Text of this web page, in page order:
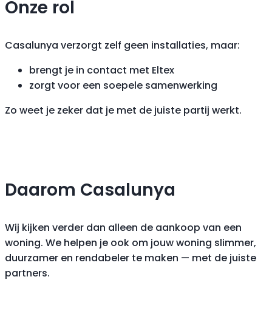
Onze rol
Casalunya verzorgt zelf geen installaties, maar:
brengt je in contact met Eltex
zorgt voor een soepele samenwerking
Zo weet je zeker dat je met de juiste partij werkt.
Daarom Casalunya
Wij kijken verder dan alleen de aankoop van een
woning. We helpen je ook om jouw woning slimmer,
duurzamer en rendabeler te maken — met de juiste
partners.